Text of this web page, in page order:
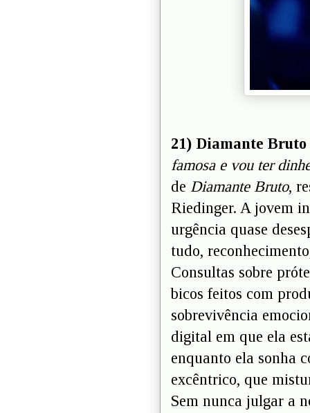
21) Diamante
famosa e vou ter
de Diamante Bruto,
Riedinger. A jovem
urgência quase
tudo,
Consultas sobre
bicos feitos com
sobrevivência
digital em que ela
enquanto ela sonha
excêntrico, que
Sem nunca julgar a